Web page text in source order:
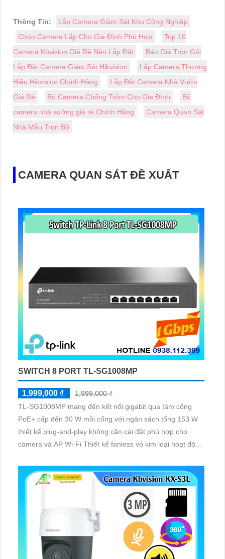
Thông Tin:
Lắp Camera Giám Sát Khu Công Nghiệp
Chọn Camera Lắp Cho Gia Đình Phù Hợp
Top 10
Camera Kbvision Giá Rẻ Nên Lắp Đặt
Báo Giá Trọn Gói
Lắp Đặt Camera Giám Sát Hikvision
Lắp Camera Thương
Hiệu Hikvision Chính Hãng
Lắp Đặt Camera Nhà Vườn
Giá Rẻ
Bộ Camera Chống Trộm Cho Gia Đình
Bộ
camera nhà xưởng giá rẻ Chính Hãng
Camera Quan Sát
Nhà Mẫu Trọn Bộ
CAMERA QUAN SÁT ĐỀ XUẤT
SWITCH 8 PORT TL-SG1008MP
1,999,000 ₫
1,999,000 ₫
TL-SG1008MP mang đến kết nối gigabit qua tám cổng
PoE+ cấp đến 30 W mỗi cổng với ngân sách tổng 153 W
thiết kế plug-and-play không cần cài đặt phù hợp cho
camera và AP Wi-Fi Thiết kế fanless vỏ kim loại hoạt động
tưởng cho mạng văn phòng hoặc gia đình